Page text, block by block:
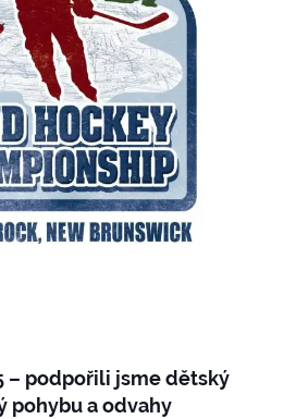
– podpořili jsme dětský
pohybu a odvahy